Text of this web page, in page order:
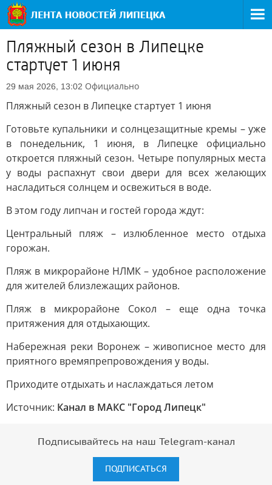
Пляжный сезон в Липецке
стартует 1 июня
29 мая 2026, 13:02 Официально
Пляжный сезон в Липецке стартует 1 июня
Готовьте купальники и солнцезащитные кремы – уже
в понедельник, 1 июня, в Липецке официально
откроется пляжный сезон. Четыре популярных места
у воды распахнут свои двери для всех желающих
насладиться солнцем и освежиться в воде.
В этом году липчан и гостей города ждут:
Центральный пляж – излюбленное место отдыха
горожан.
Пляж в микрорайоне НЛМК – удобное расположение
для жителей близлежащих районов.
Пляж в микрорайоне Сокол – еще одна точка
притяжения для отдыхающих.
Набережная реки Воронеж – живописное место для
приятного времяпрепровождения у воды.
Приходите отдыхать и наслаждаться летом
Источник: Канал в МАКС "Город Липецк"
Подписывайтесь на наш Telegram-канал
ПОДПИСАТЬСЯ